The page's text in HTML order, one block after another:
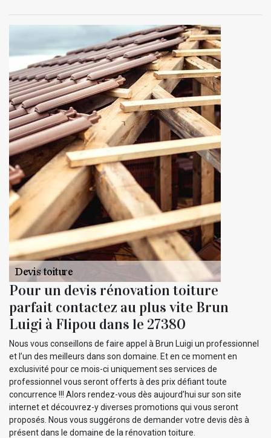
Pour un devis rénovation toiture
parfait contactez au plus vite Brun
Luigi à Flipou dans le 27380
Nous vous conseillons de faire appel à Brun Luigi un professionnel
et l’un des meilleurs dans son domaine. Et en ce moment en
exclusivité pour ce mois-ci uniquement ses services de
professionnel vous seront offerts à des prix défiant toute
concurrence !!! Alors rendez-vous dès aujourd’hui sur son site
internet et découvrez-y diverses promotions qui vous seront
proposés. Nous vous suggérons de demander votre devis dès à
présent dans le domaine de la rénovation toiture.